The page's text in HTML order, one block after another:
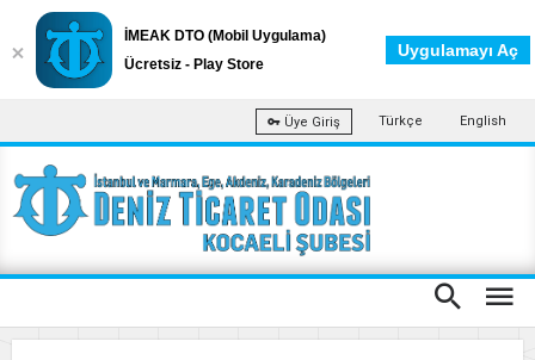
Üye Giriş Türkçe English
İMEAK DTO (Mobil Uygulama)
Ücretsiz - Play Store
Uygulamayı Aç